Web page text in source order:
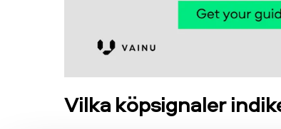
Vilka köpsignaler